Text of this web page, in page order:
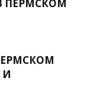
ПЕРМСКОМ
И